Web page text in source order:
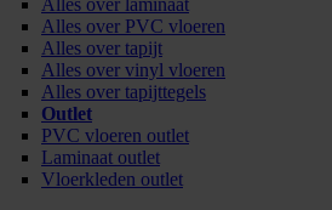
Alles over laminaat
Alles over PVC vloeren
Alles over tapijt
Alles over vinyl vloeren
Alles over tapijttegels
Outlet
PVC vloeren outlet
Laminaat outlet
Vloerkleden outlet